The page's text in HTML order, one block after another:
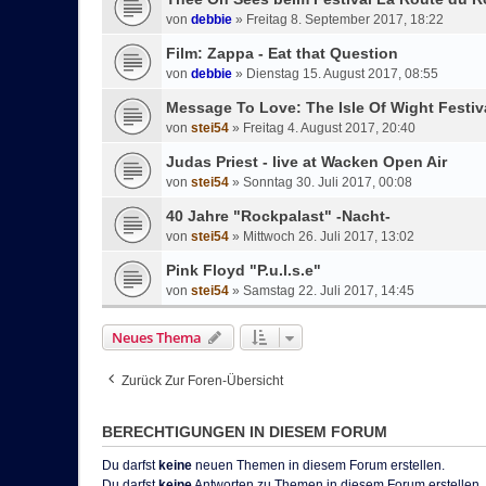
von debbie » Freitag 8. September 2017, 18:22
Film: Zappa - Eat that Question
von debbie » Dienstag 15. August 2017, 08:55
Message To Love: The Isle Of Wight
von stei54 » Freitag 4. August 2017, 20:40
Judas Priest - live at Wacken Open Air
von stei54 » Sonntag 30. Juli 2017, 00:08
40 Jahre "Rockpalast" -Nacht-
von stei54 » Mittwoch 26. Juli 2017, 13:02
Pink Floyd "P.u.l.s.e"
von stei54 » Samstag 22. Juli 2017, 14:45
Neues Thema
Zurück Zur Foren-Übersicht
BERECHTIGUNGEN IN DIESEM FORUM
Du darfst keine neuen Themen in diesem Forum erstellen.